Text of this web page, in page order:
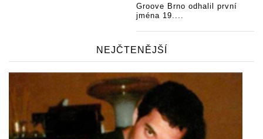
Groove Brno odhalil první
jména 19....
NEJČTENĚJŠÍ